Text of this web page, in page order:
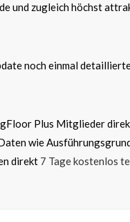
und zugleich höchst
noch einmal
Plus Mitglieder
wie
direkt 7 Tage kostenlos